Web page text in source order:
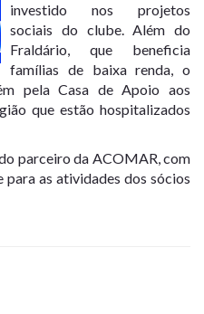
investido nos projetos
sociais do clube. Além do
Fraldário, que beneficia
famílias de baixa renda, o
pela Casa de Apoio aos
que estão hospitalizados
parceiro da ACOMAR, com
as atividades dos sócios